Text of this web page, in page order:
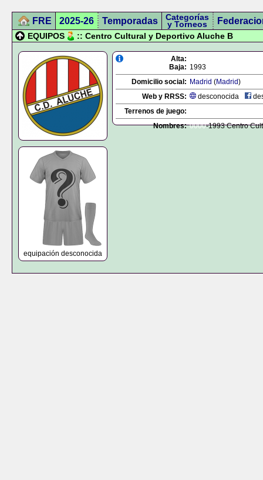
FRE 2025-26 Temporadas Categorías
y Torneos
EQUIPOS :: Centro Cultural y Deportivo Aluche B
equipación desconocida
Alta:
Baja: 1993
Domicilio social: Madrid (Madrid)
Web y RRSS:
desconocida
Terrenos de juego:
Nombres: 0000-1993 Centro